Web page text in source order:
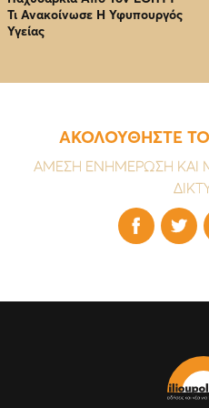
Τι Ανακοίνωσε Η Υφυπουργός
Υγείας
ΑΚΟΛΟΥΘΗΣΤΕ ΤΟ
ΑΜΕΣΗ ΕΝΗΜΕΡΩΣΗ ΚΑΙ
 